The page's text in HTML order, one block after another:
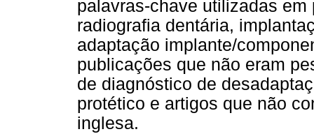
palavras-chave utilizadas
radiografia dentária,
adaptação implante/
publicações que não eram
de diagnóstico de
protético e artigos que não
inglesa.